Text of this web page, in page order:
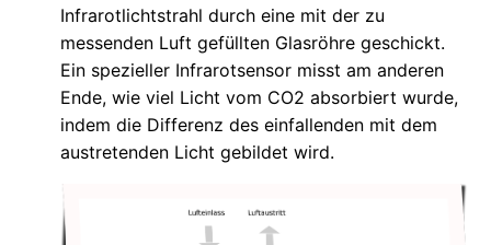
Infrarotlichtstrahl durch eine mit der zu
messenden Luft gefüllten Glasröhre geschickt.
Ein spezieller Infrarotsensor misst am anderen
Ende, wie viel Licht vom CO2 absorbiert wurde,
indem die Differenz des einfallenden mit dem
austretenden Licht gebildet wird.